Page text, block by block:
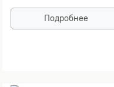
Подробнее